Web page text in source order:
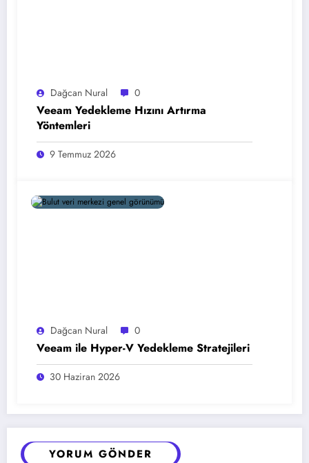
Dağcan Nural 0
Veeam Yedekleme Hızını Artırma
Yöntemleri
9 Temmuz 2026
Dağcan Nural 0
Veeam ile Hyper-V Yedekleme Stratejileri
30 Haziran 2026
YORUM GÖNDER